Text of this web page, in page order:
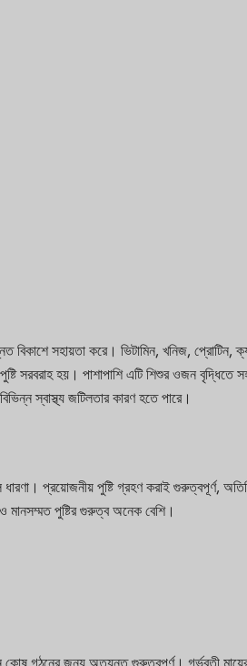
বিকাশে সহায়তা করে। ভিটামিন, খনিজ, প্রোটিন,
সরবরাহ হয়। পাশাপাশি এটি শিশুর ওজন বৃদ্ধিতে
স্বাস্থ্য জটিলতার কারণ হতে পারে।
প্রয়োজনীয় পুষ্টি গ্রহণ করাই গুরুত্বপূর্ণ,
মানসম্মত পুষ্টির গুরুত্ব অনেক বেশি।